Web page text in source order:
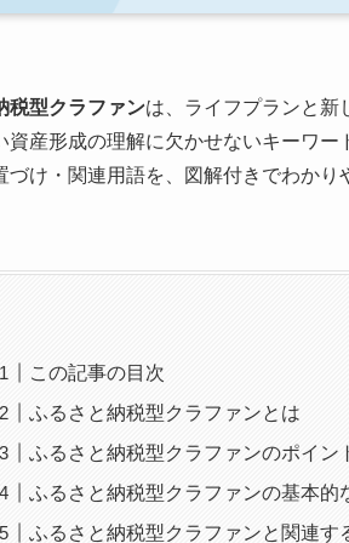
税型クラファンは、ライフプランと新
資産形成の理解に欠かせないキーワ
づけ・関連用語を、図解付きでわかり
この記事の目次
ふるさと納税型クラファンとは
ふるさと納税型クラファンのポイン
ふるさと納税型クラファンの基本的
ふるさと納税型クラファンと関連す